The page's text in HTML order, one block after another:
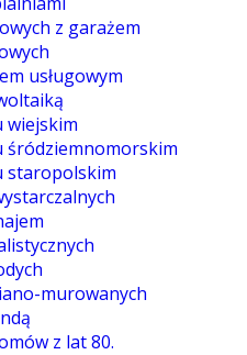
z garażem
usługowym
wiejskim
śródziemnomorskim
staropolskim
murowanych
z lat 80.